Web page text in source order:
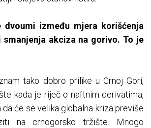
dvoumi između mjera korišćenja
smanjenja akciza na gorivo. To je
tako dobro prilike u Crnoj Gori,
kada je riječ o naftnim derivatima,
da će se velika globalna kriza previše
na crnogorsko tržište. Mnogo